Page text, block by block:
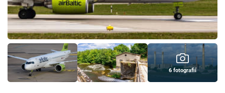
Sledujte prima+
Přihlášení
6 fotografií